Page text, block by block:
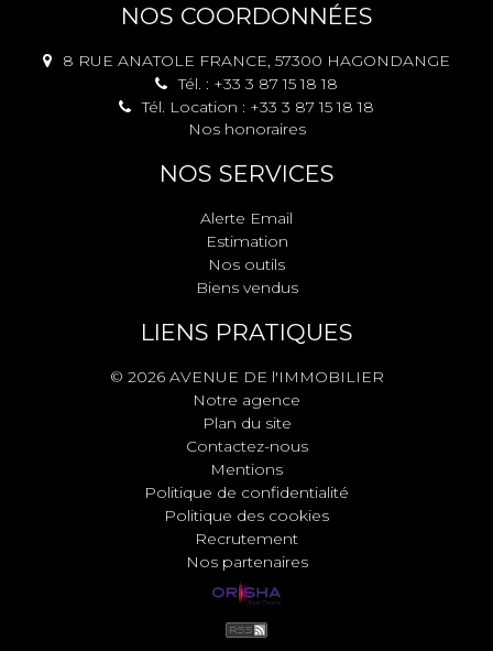
NOS COORDONNÉES
8 RUE ANATOLE FRANCE, 57300 HAGONDANGE
Tél. : +33 3 87 15 18 18
Tél. Location : +33 3 87 15 18 18
Nos honoraires
NOS SERVICES
Alerte Email
Estimation
Nos outils
Biens vendus
LIENS PRATIQUES
© 2026 AVENUE DE l'IMMOBILIER
Notre agence
Plan du site
Contactez-nous
Mentions
Politique de confidentialité
Politique des cookies
Recrutement
Nos partenaires